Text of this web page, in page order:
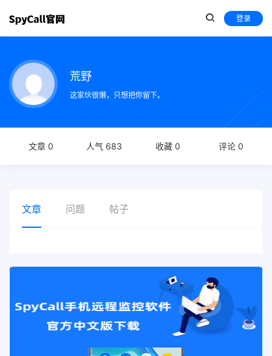
登录
荒野
这家伙很懒，只想把你留下。
文章 0 人气 683 收藏 0 评论 0
文章 问题 帖子